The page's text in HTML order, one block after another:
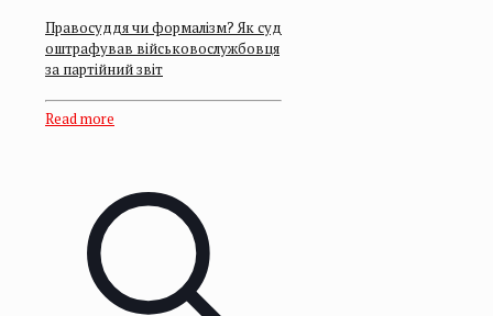
Правосуддя чи формалізм? Як суд
оштрафував військовослужбовця
за партійний звіт
Read more